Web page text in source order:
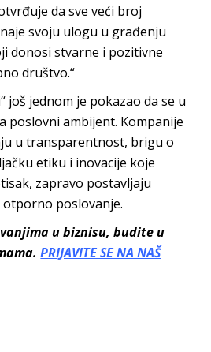
da sve veći broj
svoju ulogu u građenju
donosi stvarne i pozitivne
društvo.“
još jednom je pokazao da se u
poslovni ambijent. Kompanije
u transparentnost, brigu o
etiku i inovacije koje
zapravo postavljaju
poslovanje.
u biznisu, budite u
PRIJAVITE SE NA NAŠ